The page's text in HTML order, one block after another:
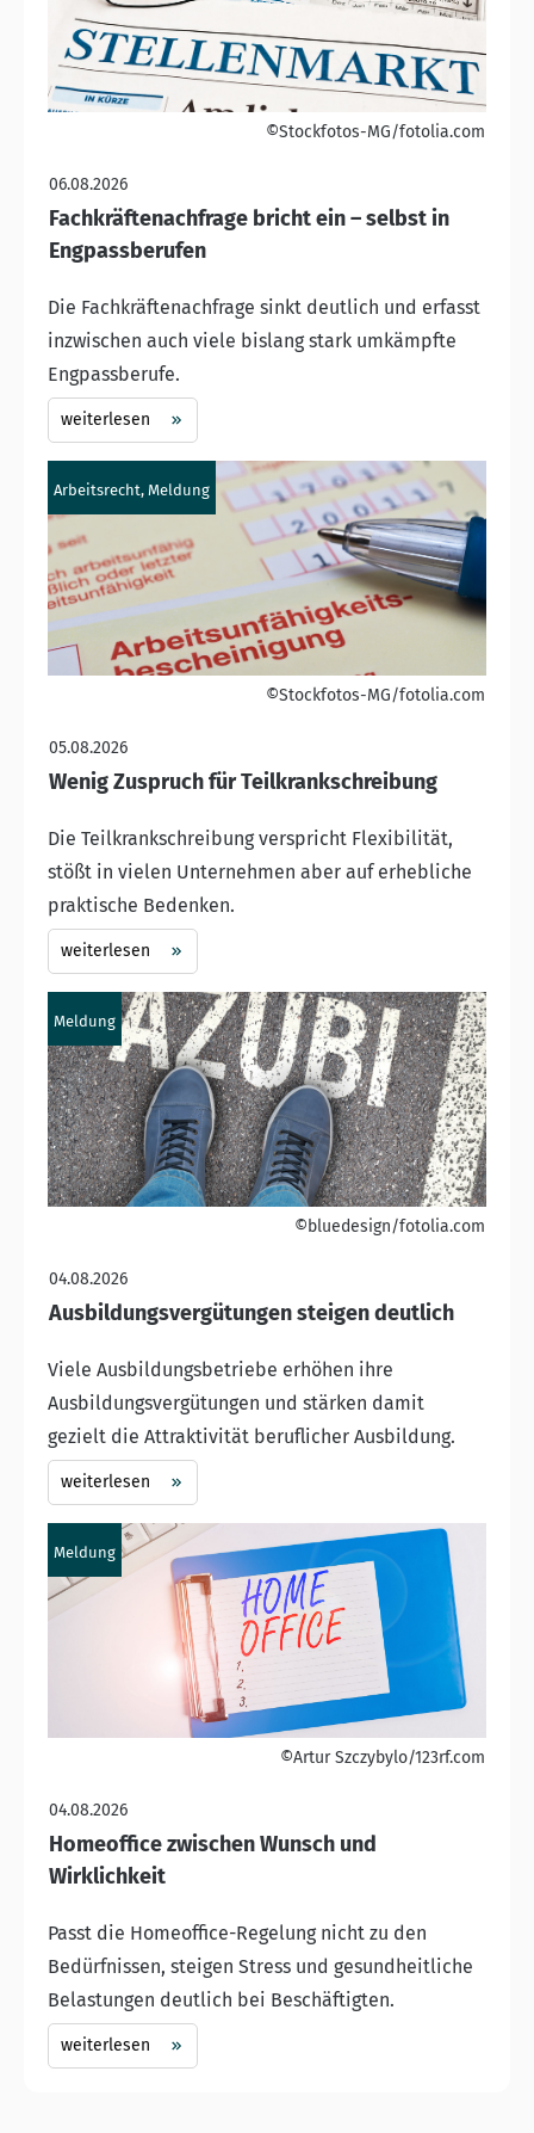
©Stockfotos-MG/fotolia.com
06.08.2026
Fachkräftenachfrage bricht ein – selbst in
Engpassberufen
Die Fachkräftenachfrage sinkt deutlich und erfasst
inzwischen auch viele bislang stark umkämpfte
Engpassberufe.
weiterlesen
Arbeitsrecht, Meldung
©Stockfotos-MG/fotolia.com
05.08.2026
Wenig Zuspruch für Teilkrankschreibung
Die Teilkrankschreibung verspricht Flexibilität,
stößt in vielen Unternehmen aber auf erhebliche
praktische Bedenken.
weiterlesen
Meldung
©bluedesign/fotolia.com
04.08.2026
Ausbildungsvergütungen steigen deutlich
Viele Ausbildungsbetriebe erhöhen ihre
Ausbildungsvergütungen und stärken damit
gezielt die Attraktivität beruflicher Ausbildung.
weiterlesen
Meldung
©Artur Szczybylo/123rf.com
04.08.2026
Homeoffice zwischen Wunsch und
Wirklichkeit
Passt die Homeoffice-Regelung nicht zu den
Bedürfnissen, steigen Stress und gesundheitliche
Belastungen deutlich bei Beschäftigten.
weiterlesen